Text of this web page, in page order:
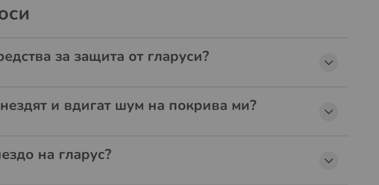
за защита от гларуси?
и вдигат шум на покрива ми?
на гларус?